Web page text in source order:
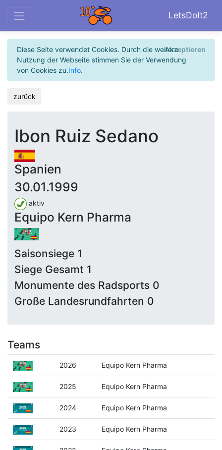
LetsDoIt2
Diese Seite verwendet Cookies. Durch die weitere
Nutzung der Webseite stimmen Sie der Verwendung
von Cookies zu.Info.
Akzeptieren
zurück
Ibon Ruiz Sedano
Spanien
30.01.1999
aktiv
Equipo Kern Pharma
Saisonsiege 1
Siege Gesamt 1
Monumente des Radsports 0
Große Landesrundfahrten 0
Teams
2026 Equipo Kern Pharma
2025 Equipo Kern Pharma
2024 Equipo Kern Pharma
2023 Equipo Kern Pharma